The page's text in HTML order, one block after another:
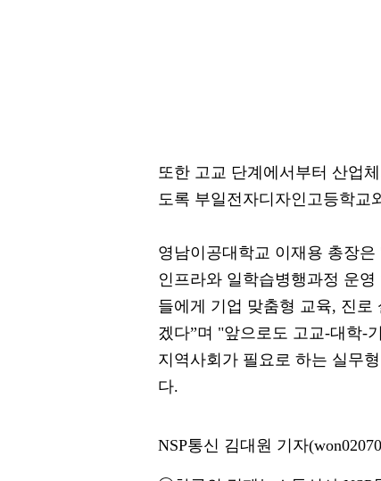
또한 고교 단계에서부터 산업
도록 부일전자디자인고등학교
영남이공대학교 이재용 총장
인프라와 일학습병행과정 운
들에게 기업 맞춤형 교육, 진
겠다”며 "앞으로도 고교-대학-
지역사회가 필요로 하는 실무
다.
NSP통신 김대원 기자